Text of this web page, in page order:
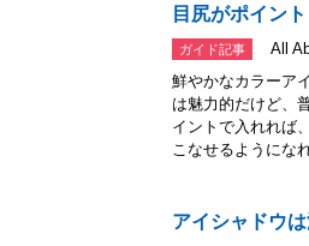
目尻がポイン
ガイド記事
All
鮮やかなカラーア
は魅力的だけど、
イントで入れれば
こなせるようにな
アイシャドウ